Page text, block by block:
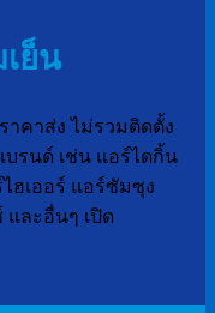
ย็น
าคาส่ง ไม่รวมติดตั้ง
บรนด์ เช่น แอร์ไดกิ้น
ฮเออร์ แอร์ซัมซุง
และอื่นๆ เปิด